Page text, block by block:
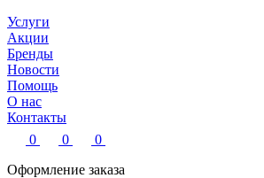
Услуги
Акции
Бренды
Новости
Помощь
О нас
Контакты
0
0
0
Оформление заказа